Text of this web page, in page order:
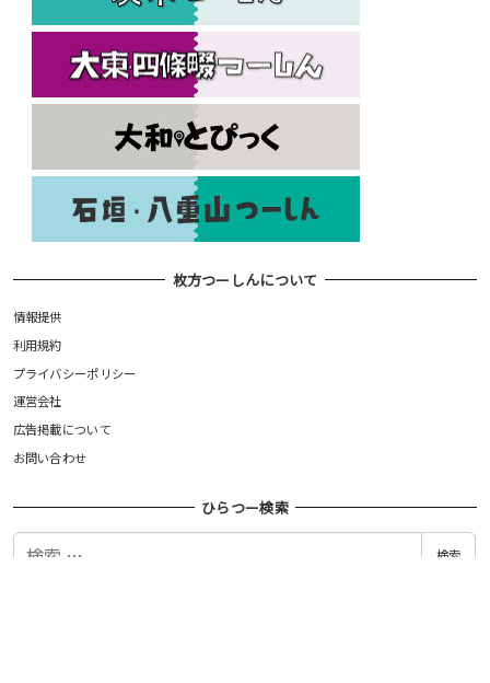
枚方つーしんについて
情報提供
利用規約
プライバシーポリシー
運営会社
広告掲載について
お問い合わせ
ひらつー検索
検
検索